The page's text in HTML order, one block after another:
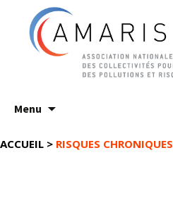
Menu
au
ACCUEIL > RISQUES CHRONIQUES